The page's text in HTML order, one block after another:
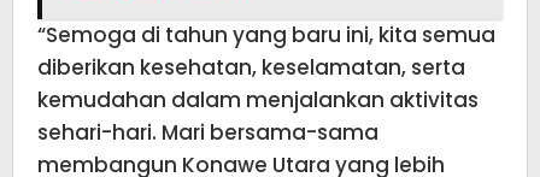
“Semoga di tahun yang baru ini, kita semua
diberikan kesehatan, keselamatan, serta
kemudahan dalam menjalankan aktivitas
sehari-hari. Mari bersama-sama
membangun Konawe Utara yang lebih